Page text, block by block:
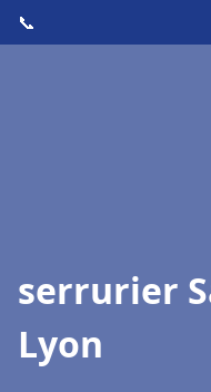
📞
serrurier
Lyon